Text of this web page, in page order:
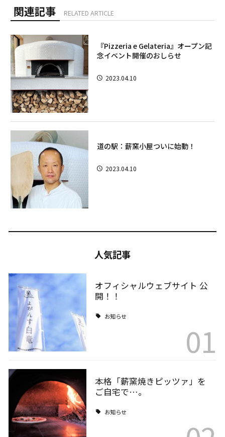
関連記事 RELATED ARTICLE
『Pizzeria e Gelateria』オープン記
念イベント開催のおしらせ
2023.04.10
道の駅：薪窯小屋ついに始動！
2023.04.10
人気記事
オフィシャルウェブサイト 公
開！！
お知らせ
01
本格「薪窯焼きピッツァ」を
ご自宅で…。
お知らせ